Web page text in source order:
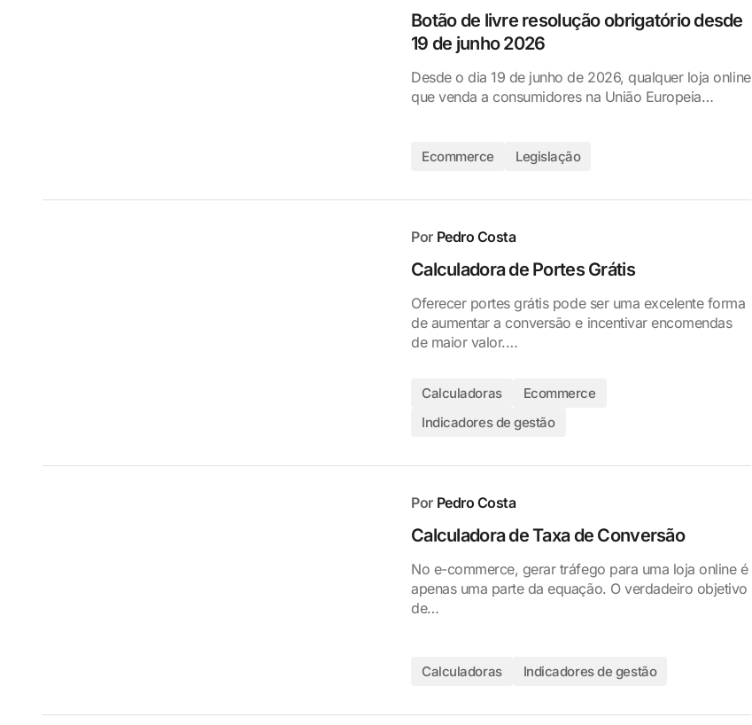
Botão de livre resolução obrigatório desde
19 de junho 2026
Desde o dia 19 de junho de 2026, qualquer loja online
que venda a consumidores na União Europeia…
Ecommerce Legislação
Por Pedro Costa
Calculadora de Portes Grátis
Oferecer portes grátis pode ser uma excelente forma
de aumentar a conversão e incentivar encomendas
de maior valor.…
Calculadoras
Ecommerce
Indicadores de gestão
Por Pedro Costa
Calculadora de Taxa de Conversão
No e-commerce, gerar tráfego para uma loja online é
apenas uma parte da equação. O verdadeiro objetivo
de…
Calculadoras Indicadores de gestão